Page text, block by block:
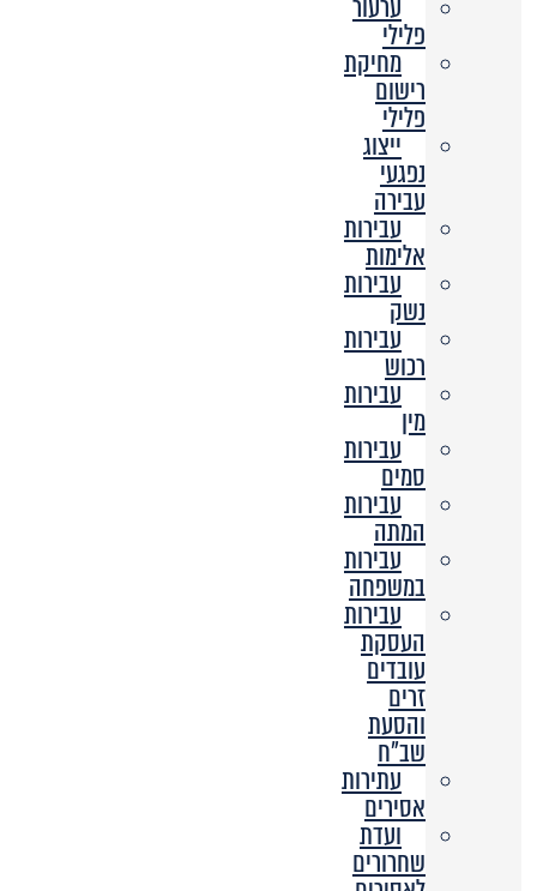
פלילי
מחיקת
רישום
פלילי
ייצוג
נפגעי
עבירה
עבירות
אלימות
עבירות
נשק
עבירות
רכוש
עבירות
מין
עבירות
סמים
עבירות
המתה
עבירות
במשפחה
עבירות
העסקת
עובדים
זרים
והסעת
שב”ח
עתירות
אסירים
ועדת
שחרורים